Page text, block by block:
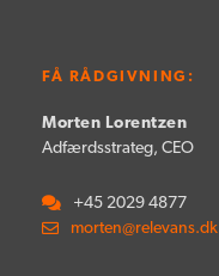
FÅ RÅDGIVNING:
Morten Lorentzen
Adfærdsstrateg, CEO
+45 2029 4877
morten@relevans.dk